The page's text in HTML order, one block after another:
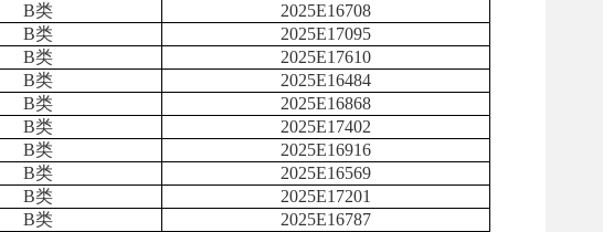
B类
2025E16708
B类
2025E17095
B类
2025E17610
B类
2025E16484
B类
2025E16868
B类
2025E17402
B类
2025E16916
B类
2025E16569
B类
2025E17201
B类
2025E16787